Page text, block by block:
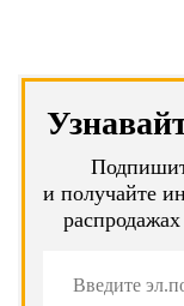
и получайте